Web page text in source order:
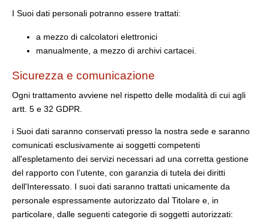
I Suoi dati personali potranno essere trattati:
a mezzo di calcolatori elettronici
manualmente, a mezzo di archivi cartacei.
Sicurezza e comunicazione
Ogni trattamento avviene nel rispetto delle modalità di cui agli
artt. 5 e 32 GDPR.
i Suoi dati saranno conservati presso la nostra sede e saranno
comunicati esclusivamente ai soggetti competenti
all'espletamento dei servizi necessari ad una corretta gestione
del rapporto con l’utente, con garanzia di tutela dei diritti
dell'Interessato. I suoi dati saranno trattati unicamente da
personale espressamente autorizzato dal Titolare e, in
particolare, dalle seguenti categorie di soggetti autorizzati: